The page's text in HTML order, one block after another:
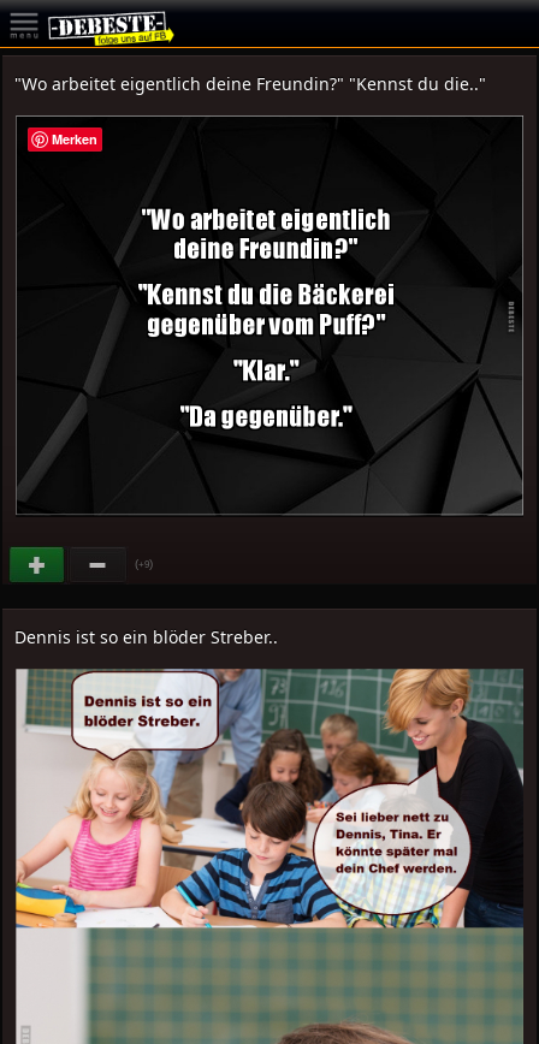
"Wo arbeitet eigentlich deine Freundin?" "Kennst du die.."
(+9)
Dennis ist so ein blöder Streber..
Merken